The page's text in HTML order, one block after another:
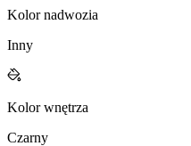
Kolor nadwozia
Inny
Kolor wnętrza
Czarny